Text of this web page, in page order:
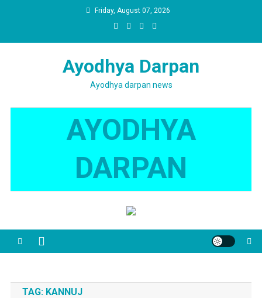
Friday, August 07, 2026
Ayodhya Darpan
Ayodhya darpan news
AYODHYA
DARPAN
TAG: KANNUJ